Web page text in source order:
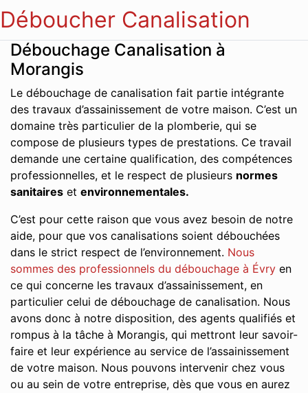
Déboucher Canalisation
Débouchage Canalisation à
Morangis
Le débouchage de canalisation fait partie intégrante
des travaux d’assainissement de votre maison. C’est un
domaine très particulier de la plomberie, qui se
compose de plusieurs types de prestations. Ce travail
demande une certaine qualification, des compétences
professionnelles, et le respect de plusieurs normes
sanitaires et environnementales.
C’est pour cette raison que vous avez besoin de notre
aide, pour que vos canalisations soient débouchées
dans le strict respect de l’environnement. Nous
sommes des professionnels du débouchage à Évry en
ce qui concerne les travaux d’assainissement, en
particulier celui de débouchage de canalisation. Nous
avons donc à notre disposition, des agents qualifiés et
rompus à la tâche à Morangis, qui mettront leur savoir-
faire et leur expérience au service de l’assainissement
de votre maison. Nous pouvons intervenir chez vous
ou au sein de votre entreprise, dès que vous en aurez